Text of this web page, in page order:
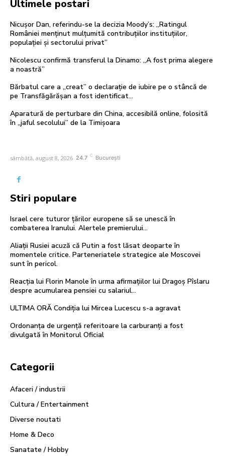
Ultimele postari
Nicușor Dan, referindu-se la decizia Moody’s: „Ratingul
României menținut mulțumită contribuțiilor instituțiilor,
populației și sectorului privat”
Nicolescu confirmă transferul la Dinamo: „A fost prima alegere
a noastră”
Bărbatul care a „creat” o declarație de iubire pe o stâncă de
pe Transfăgărășan a fost identificat…
Aparatură de perturbare din China, accesibilă online, folosită
în „jaful secolului” de la Timișoara
sâmbătă, august 8, 2026 24.7 C București
Stiri populare
Israel cere tuturor țărilor europene să se unescă în
combaterea Iranului. Alertele premierului…
Aliații Rusiei acuză că Putin a fost lăsat deoparte în
momentele critice. Parteneriatele strategice ale Moscovei
sunt în pericol.
Reacția lui Florin Manole în urma afirmațiilor lui Dragoș Pîslaru
despre acumularea pensiei cu salariul…
ULTIMA ORĂ Condiția lui Mircea Lucescu s-a agravat
Ordonanța de urgență referitoare la carburanți a fost
divulgată în Monitorul Oficial
Categorii
Afaceri / industrii
Cultura / Entertainment
Diverse noutati
Home & Deco
Sanatate / Hobby